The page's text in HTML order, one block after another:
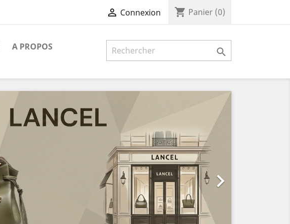
 Connexion shopping_cart Panier (0)
A PROPOS 

Suivant